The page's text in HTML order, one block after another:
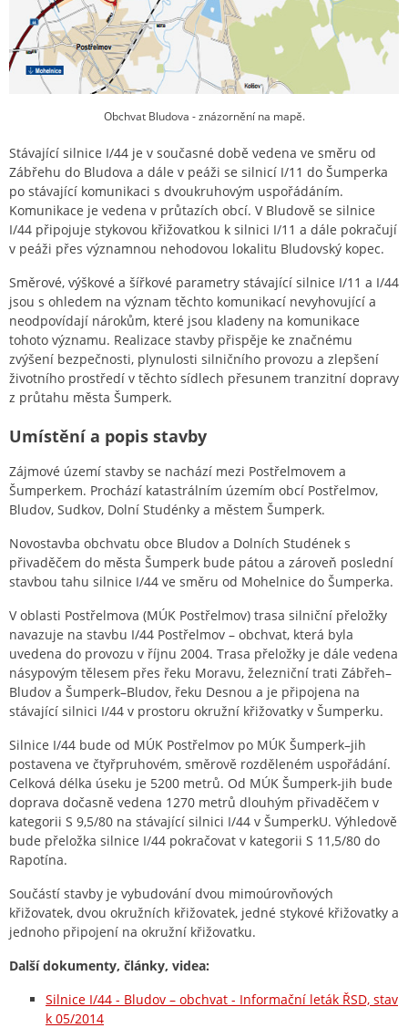
Obchvat Bludova - znázornění na mapě.
Stávající silnice I/44 je v současné době vedena ve směru od
Zábřehu do Bludova a dále v peáži se silnicí I/11 do Šumperka
po stávající komunikaci s dvoukruhovým uspořádáním.
Komunikace je vedena v průtazích obcí. V Bludově se silnice
I/44 připojuje stykovou křižovatkou k silnici I/11 a dále pokračují
v peáži přes významnou nehodovou lokalitu Bludovský kopec.
Směrové, výškové a šířkové parametry stávající silnice I/11 a I/44
jsou s ohledem na význam těchto komunikací nevyhovující a
neodpovídají nárokům, které jsou kladeny na komunikace
tohoto významu. Realizace stavby přispěje ke značnému
zvýšení bezpečnosti, plynulosti silničního provozu a zlepšení
životního prostředí v těchto sídlech přesunem tranzitní dopravy
z průtahu města Šumperk.
Umístění a popis stavby
Zájmové území stavby se nachází mezi Postřelmovem a
Šumperkem. Prochází katastrálním územím obcí Postřelmov,
Bludov, Sudkov, Dolní Studénky a městem Šumperk.
Novostavba obchvatu obce Bludov a Dolních Studének s
přivaděčem do města Šumperk bude pátou a zároveň poslední
stavbou tahu silnice I/44 ve směru od Mohelnice do Šumperka.
V oblasti Postřelmova (MÚK Postřelmov) trasa silniční přeložky
navazuje na stavbu I/44 Postřelmov – obchvat, která byla
uvedena do provozu v říjnu 2004. Trasa přeložky je dále vedena
násypovým tělesem přes řeku Moravu, železniční trati Zábřeh–
Bludov a Šumperk–Bludov, řeku Desnou a je připojena na
stávající silnici I/44 v prostoru okružní křižovatky v Šumperku.
Silnice I/44 bude od MÚK Postřelmov po MÚK Šumperk–jih
postavena ve čtyřpruhovém, směrově rozděleném uspořádání.
Celková délka úseku je 5200 metrů. Od MÚK Šumperk-jih bude
doprava dočasně vedena 1270 metrů dlouhým přivaděčem v
kategorii S 9,5/80 na stávající silnici I/44 v ŠumperkU. Výhledově
bude přeložka silnice I/44 pokračovat v kategorii S 11,5/80 do
Rapotína.
Součástí stavby je vybudování dvou mimoúrovňových
křižovatek, dvou okružních křižovatek, jedné stykové křižovatky a
jednoho připojení na okružní křižovatku.
Další dokumenty, články, videa:
Silnice I/44 - Bludov – obchvat - Informační leták ŘSD, stav
k 05/2014